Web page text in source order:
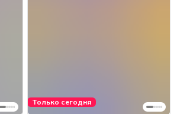
Только сегодня